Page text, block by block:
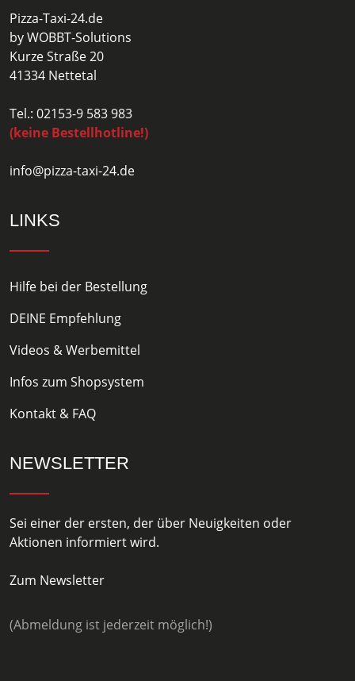
Pizza-Taxi-24.de
by WOBBT-Solutions
Kurze Straße 20
41334 Nettetal
Tel.: 02153-9 583 983
(keine Bestellhotline!)
info@pizza-taxi-24.de
LINKS
Hilfe bei der Bestellung
DEINE Empfehlung
Videos & Werbemittel
Infos zum Shopsystem
Kontakt & FAQ
NEWSLETTER
Sei einer der ersten, der über Neuigkeiten oder
Aktionen informiert wird.
Zum Newsletter
(Abmeldung ist jederzeit möglich!)